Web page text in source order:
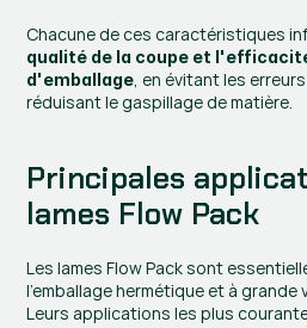
qualité de la coupe et
d'emballage, en évitant les
réduisant le gaspillage de matière.
Principales
lames Flow Pack
Les lames Flow Pack sont
l'emballage hermétique et à
Leurs applications les plus